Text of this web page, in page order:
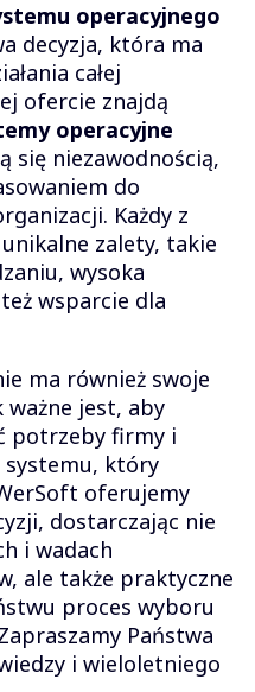
operacyjnego
decyzja, która ma
całej
ofercie znajdą
operacyjne
się niezawodnością,
do
Każdy z
zalety, takie
wysoka
wsparcie dla
ma również swoje
jest, aby
potrzeby firmy i
systemu, który
oferujemy
dostarczając nie
i wadach
ale także praktyczne
proces wyboru
Państwa
i wieloletniego